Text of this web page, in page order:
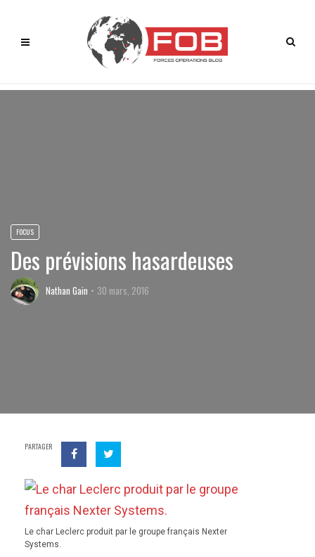
FOCUS
Des prévisions hasardeuses
Nathan Gain 30 mars, 2016
PARTAGER
Le char Leclerc produit par le groupe français Nexter
Systems.